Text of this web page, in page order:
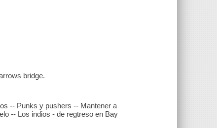
bridge.
-- Punks y pushers -- Mantener a
-- Los indios - de regtreso en Bay